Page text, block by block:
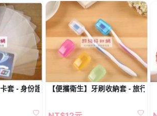
套 - 身份證IC卡套【便攜衛生】牙刷收納套 - 旅行牙